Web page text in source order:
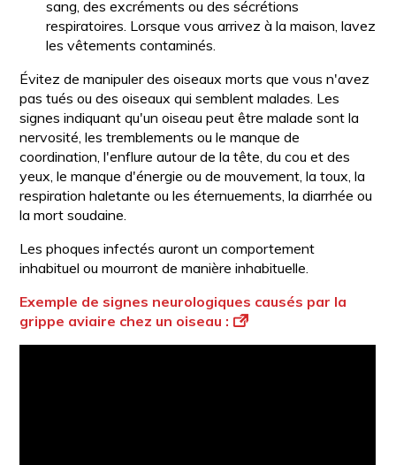
sang, des excréments ou des sécrétions
respiratoires. Lorsque vous arrivez à la maison, lavez
les vêtements contaminés.
Évitez de manipuler des oiseaux morts que vous n'avez
pas tués ou des oiseaux qui semblent malades. Les
signes indiquant qu'un oiseau peut être malade sont la
nervosité, les tremblements ou le manque de
coordination, l'enflure autour de la tête, du cou et des
yeux, le manque d'énergie ou de mouvement, la toux, la
respiration haletante ou les éternuements, la diarrhée ou
la mort soudaine.
Les phoques infectés auront un comportement
inhabituel ou mourront de manière inhabituelle.
Exemple de signes neurologiques causés par la
grippe aviaire chez un oiseau :